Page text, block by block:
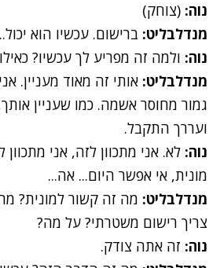
נוה: (צוחק)
מנדלבליט: ברישום. עכשיו הוא
נוה: ולמה זה מפריע לך עכשיו?
מנדלבליט: אותי זה מאוד מעניין.
גמור מחוסר אשמה. כמו שעניין
ועררך התקבל.
נוה: לא. אני מתכוון לזה, אני
מונית, אי אפשר היום... אה...
מנדלבליט: מה זה קשור למונית?
צריך רישום משטרתי? על מה?
נוה: זה אתה צודק.